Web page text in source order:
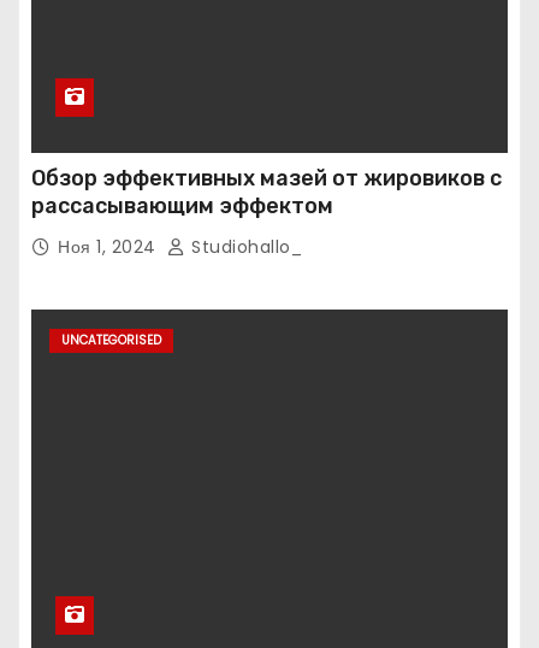
Обзор эффективных мазей от жировиков с
рассасывающим эффектом
Ноя 1, 2024 Studiohallo_
UNCATEGORISED